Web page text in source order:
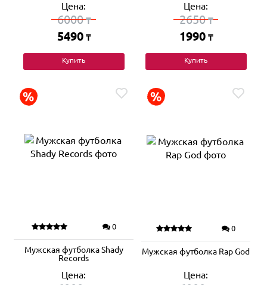
Цена:
6000₸
5490 ₸
Купить
Цена:
2650₸
1990 ₸
Купить
0
Мужская футболка Shady
Records
Цена:
0
Мужская футболка Rap God
Цена: